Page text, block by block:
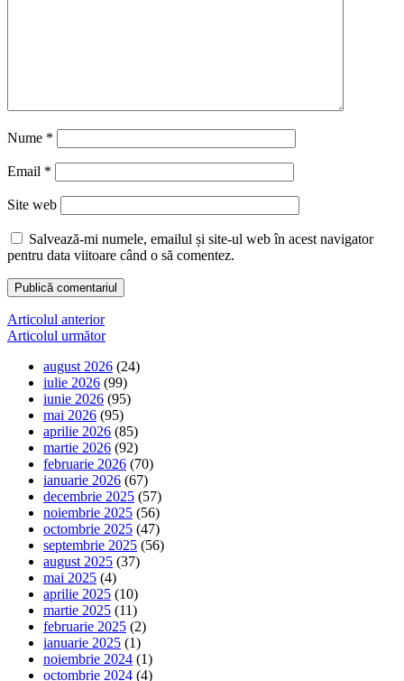
Nume *
Email *
Site web
Salvează-mi numele, emailul și site-ul web în acest navigator
pentru data viitoare când o să comentez.
Navigare
în
articole
Articolul anterior
Articolul următor
august 2026 (24)
iulie 2026 (99)
iunie 2026 (95)
mai 2026 (95)
aprilie 2026 (85)
martie 2026 (92)
februarie 2026 (70)
ianuarie 2026 (67)
decembrie 2025 (57)
noiembrie 2025 (56)
octombrie 2025 (47)
septembrie 2025 (56)
august 2025 (37)
mai 2025 (4)
aprilie 2025 (10)
martie 2025 (11)
februarie 2025 (2)
ianuarie 2025 (1)
noiembrie 2024 (1)
octombrie 2024 (4)